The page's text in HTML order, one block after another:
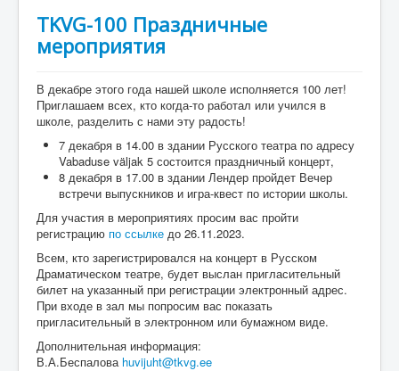
TKVG-100 Праздничные
мероприятия
В декабре этого года нашей школе исполняется 100 лет!
Приглашаем всех, кто когда-то работал или учился в
школе, разделить с нами эту радость!
7 декабря в 14.00 в здании Русского театра по адресу
Vabaduse väljak 5 состоится праздничный концерт,
8 декабря в 17.00 в здании Лендер пройдет Вечер
встречи выпускников и игра-квест по истории школы.
Для участия в мероприятиях просим вас пройти
регистрацию по ссылке до 26.11.2023.
Всем, кто зарегистрировался на концерт в Русском
Драматическом театре, будет выслан пригласительный
билет на указанный при регистрации электронный адрес.
При входе в зал мы попросим вас показать
пригласительный в электронном или бумажном виде.
Дополнительная информация:
В.А.Беспалова huvijuht@tkvg.ee